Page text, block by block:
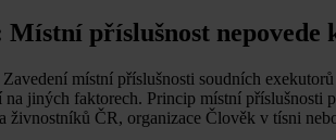
příslušnost nepovede
místní příslušnosti soudních
na jiných faktorech. Princip místní
živnostníků ČR, organizace Člověk v tísni